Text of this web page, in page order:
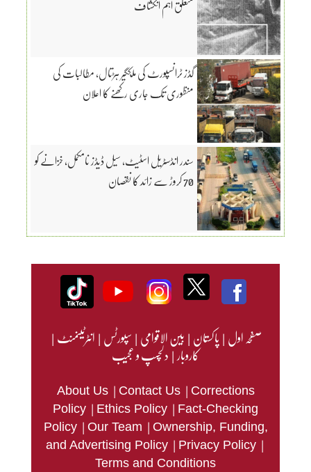
گڈز ٹرانسپورٹ کی ملکگیر ہڑتال، مطالبات کی
منظوری تک جاری رکھنے کا اعلان
سندر انڈسٹریل اسٹیٹ، سیل ڈیڈز نامکمل، خزانے کو
70 کروڑ سے زائد کا نقصان
صفحہ اول|پاکستان|بین الاقوامی|سپورٹس|انٹرٹینمنٹ|
کاروبار|دلچسپ و عجیب
About Us | Contact Us | Corrections
Policy | Ethics Policy | Fact-Checking
Policy | Our Team | Ownership, Funding,
and Advertising Policy | Privacy Policy |
Terms and Conditions